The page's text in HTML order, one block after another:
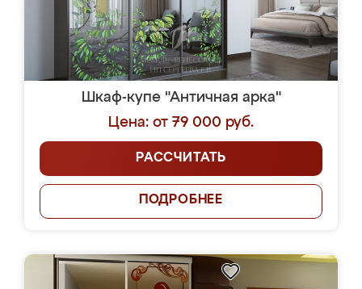
Шкаф-купе "Античная арка"
Цена: от 79 000 руб.
РАССЧИТАТЬ
ПОДРОБНЕЕ